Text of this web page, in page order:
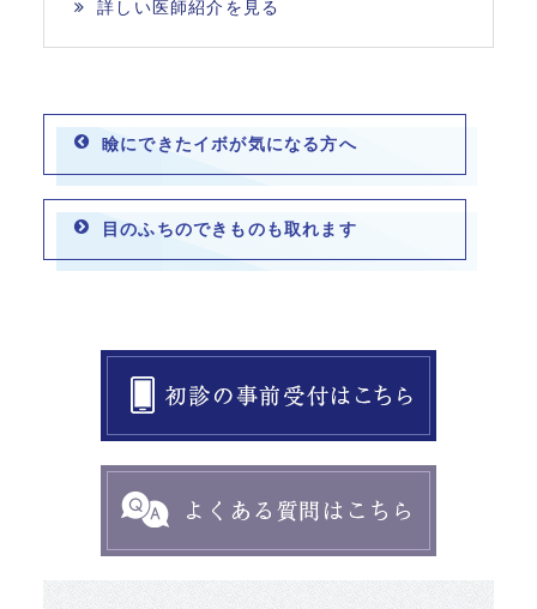
詳しい医師紹介を見る
瞼にできたイボが気になる方へ
目のふちのできものも取れます